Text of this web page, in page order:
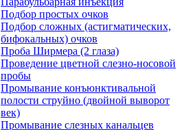
Подбор простых очков
Подбор сложных (астигматических,
бифокальных) очков
Проба Ширмера (2 глаза)
Проведение цветной слезно-носовой
пробы
Промывание конъюнктивальной
полости струйно (двойной выворот
век)
Промывание слезных канальцев